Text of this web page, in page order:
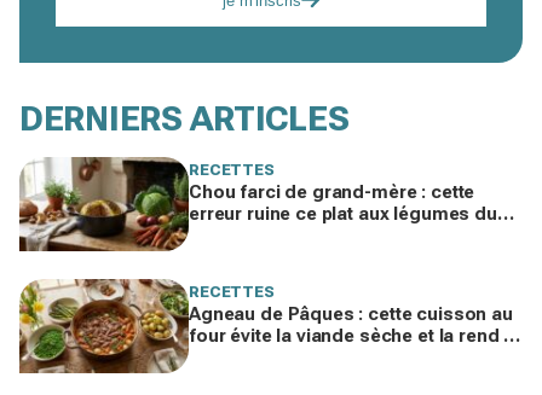
DERNIERS ARTICLES
RECETTES
Chou farci de grand-mère : cette
erreur ruine ce plat aux légumes du
RECETTES
Agneau de Pâques : cette cuisson au
four évite la viande sèche et la rend si